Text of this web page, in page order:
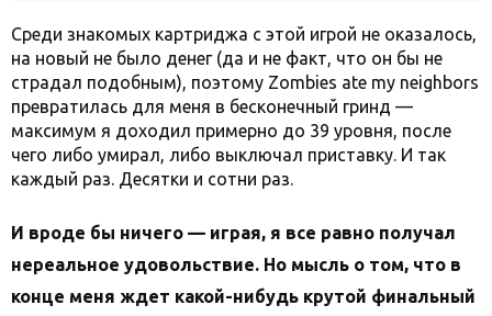
Среди знакомых картриджа с этой игрой не оказалось,
на новый не было денег (да и не факт, что он бы не
страдал подобным), поэтому Zombies ate my neighbors
превратилась для меня в бесконечный гринд —
максимум я доходил примерно до 39 уровня, после
чего либо умирал, либо выключал приставку. И так
каждый раз. Десятки и сотни раз.
И вроде бы ничего — играя, я все равно получал
нереальное удовольствие. Но мысль о том, что в
конце меня ждет какой-нибудь крутой финальный